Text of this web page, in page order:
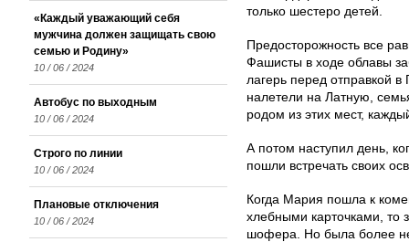
только шестеро детей.
Предосторожность все
Фашисты в ходе облавы
лагерь перед отправкой
налетели на Латную,
родом из этих мест,
А потом наступил день,
пошли встречать своих
Когда Мария пошла к
хлебными карточками, то
шофера. Но была более
«Каждый уважающий себя
мужчина должен защищать свою
семью и Родину»
10 / 06 / 2024
Автобус по выходным
10 / 06 / 2024
Строго по линии
10 / 06 / 2024
Плановые отключения
10 / 06 / 2024